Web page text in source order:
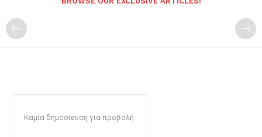
Καμία δημοσίευση για προβολή